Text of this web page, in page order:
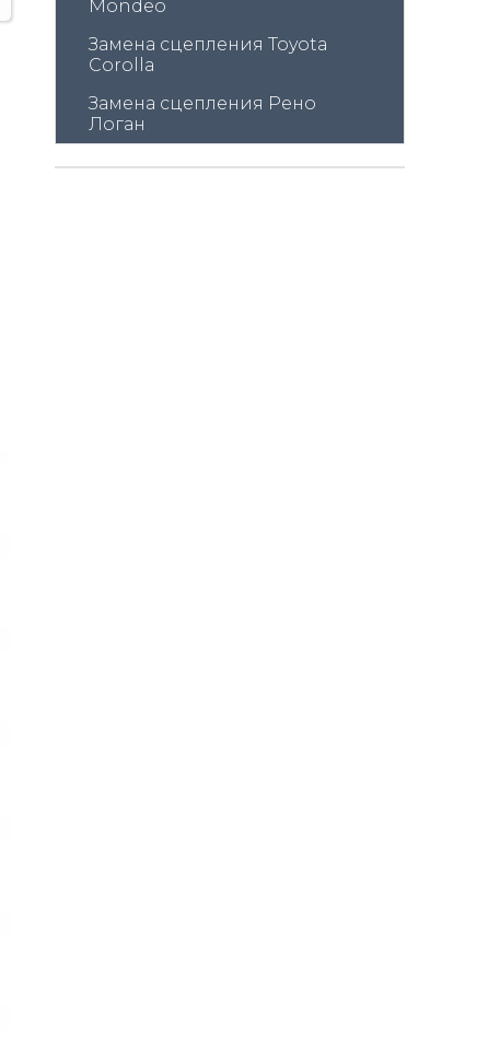
Mondeo
Замена сцепления Toyota
Corolla
Замена сцепления Рено
Логан